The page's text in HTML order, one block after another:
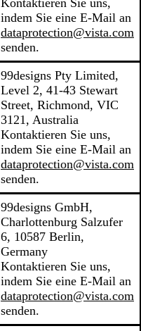
Kontaktieren Sie uns,
indem Sie eine E-Mail an
dataprotection@vista.com
senden.
99designs Pty Limited,
Level 2, 41-43 Stewart
Street, Richmond, VIC
3121, Australia
Kontaktieren Sie uns,
indem Sie eine E-Mail an
dataprotection@vista.com
senden.
99designs GmbH,
Charlottenburg Salzufer
6, 10587 Berlin,
Germany
Kontaktieren Sie uns,
indem Sie eine E-Mail an
dataprotection@vista.com
senden.